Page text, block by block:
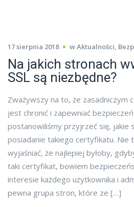
17 sierpnia 2018 wAktualności,
Na jakich stronach
SSL są niezbędne?
Zważywszy na to, że zasadniczym
jest chronić i zapewniać
postanowiliśmy przyjrzeć się, jakie
posiadanie takiego certyfikatu. Nie
wyjaśniać, że najlepiej byłoby,
taki certyfikat, bowiem
interesie każdego użytkownika i
pewna grupa stron, które ze […]